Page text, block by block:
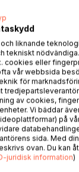
guide til
helse og lykke.
og badstue
og hvilke
Boken gir
aktivitetene i
andre. Boken
naturen og
på:
liknande
tekniskt
cookies eller
vår webbsida
för
av cookies,
Vi bäddar
på
sida. Med
ovan. Du kan
juridisk information)